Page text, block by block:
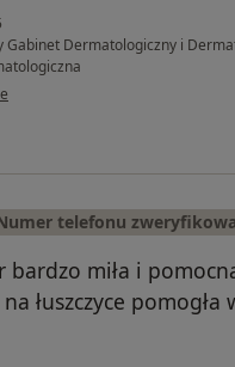
Gabinet Dermatologiczny i
Pacjent
telefonu
bardzo miła i
łuszczyce pomogła